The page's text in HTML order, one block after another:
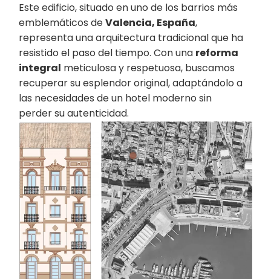
Este edificio, situado en uno de los barrios más
emblemáticos deValencia, España,
representa una arquitectura tradicional que ha
resistido el paso del tiempo. Con una reforma
integral meticulosa y respetuosa, buscamos
recuperar su esplendor original, adaptándolo a
las necesidades de un hotel moderno sin
perder su autenticidad.